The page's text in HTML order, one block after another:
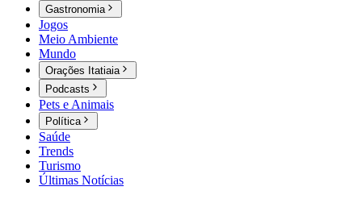
Gastronomia
Jogos
Meio Ambiente
Mundo
Orações Itatiaia
Podcasts
Pets e Animais
Política
Saúde
Trends
Turismo
Últimas Notícias